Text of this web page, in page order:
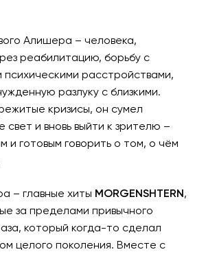
Алишера – человека,
реабилитацию, борьбу с
психическими расстройствами,
разлуку с близкими.
кризисы, он сумел
свет и вновь выйти к зрителю –
и готовым говорить о том, о чём
– главные хиты MORGENSHTERN,
за пределами привычного
который когда-то сделал
целого поколения. Вместе с